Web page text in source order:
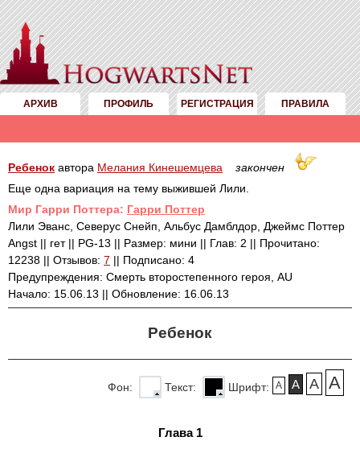
АРХИВ ПРОФИЛЬ РЕГИСТРАЦИЯ ПРАВИЛА
Ребенок автора Мелания Кинешемцева
закончен
Еще одна вариация на тему выжившей Лили.
Mир Гарри Поттера: Гарри Поттер
Лили Эванс, Северус Снейп, Альбус Дамблдор, Джеймс Поттер
Angst || гет || PG-13 || Размер: мини || Глав: 2 || Прочитано:
12238 || Отзывов: 7 || Подписано: 4
Предупреждения: Смерть второстепенного героя, AU
Начало: 15.06.13 || Обновление: 16.06.13
Ребенок
A A A A
Шрифт:
Текст:
Фон:
Глава 1